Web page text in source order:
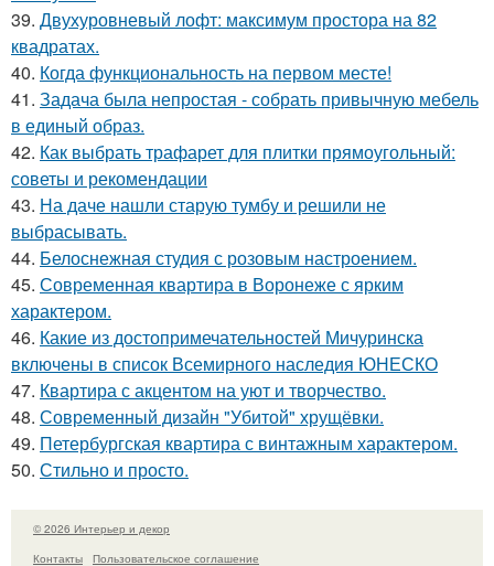
39. Двухуровневый лофт: максимум простора на 82
квадратах.
40. Когда функциональность на первом месте!
41. Задача была непростая - собрать привычную мебель
в единый образ.
42. Как выбрать трафарет для плитки прямоугольный:
советы и рекомендации
43. На даче нашли старую тумбу и решили не
выбрасывать.
44. Белоснежная студия с розовым настроением.
45. Современная квартира в Воронеже с ярким
характером.
46. Какие из достопримечательностей Мичуринска
включены в список Всемирного наследия ЮНЕСКО
47. Квартира с акцентом на уют и творчество.
48. Современный дизайн "Убитой" хрущёвки.
49. Петербургская квартира с винтажным характером.
50. Стильно и просто.
© 2026 Интерьер и декор
Контакты
Пользовательское соглашение